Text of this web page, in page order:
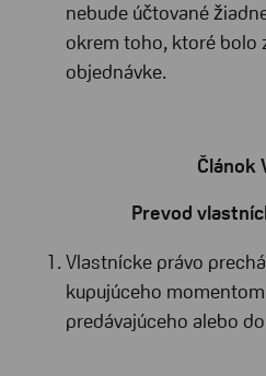
nebude účtované
okrem toho, ktoré bolo
objednávke.
Článok
Prevod
Vlastnícke právo
kupujúceho
predávajúceho alebo